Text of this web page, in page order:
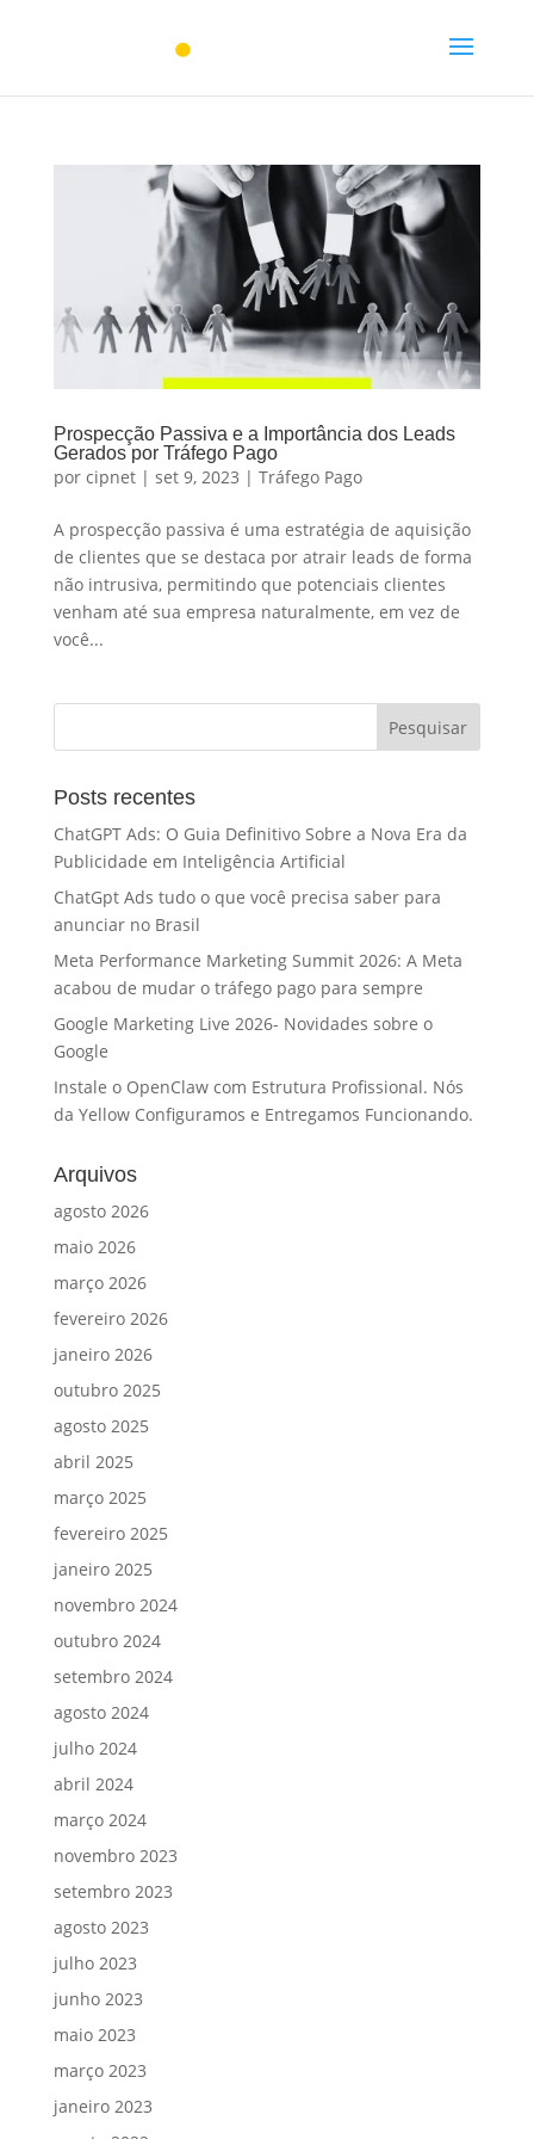
Prospecção Passiva e a Importância dos Leads
Gerados por Tráfego Pago
por cipnet| set 9, 2023 | Tráfego Pago
A prospecção passiva é uma estratégia de aquisição
de clientes que se destaca por atrair leads de forma
não intrusiva, permitindo que potenciais clientes
venham até sua empresa naturalmente, em vez de
você...
Posts recentes
ChatGPT Ads: O Guia Definitivo Sobre a Nova Era da
Publicidade em Inteligência Artificial
ChatGpt Ads tudo o que você precisa saber para
anunciar no Brasil
Meta Performance Marketing Summit 2026: A Meta
acabou de mudar o tráfego pago para sempre
Google Marketing Live 2026- Novidades sobre o
Google
Instale o OpenClaw com Estrutura Profissional. Nós
da Yellow Configuramos e Entregamos Funcionando.
Arquivos
agosto 2026
maio 2026
março 2026
fevereiro 2026
janeiro 2026
outubro 2025
agosto 2025
abril 2025
março 2025
fevereiro 2025
janeiro 2025
novembro 2024
outubro 2024
setembro 2024
agosto 2024
julho 2024
abril 2024
março 2024
novembro 2023
setembro 2023
agosto 2023
julho 2023
junho 2023
maio 2023
março 2023
janeiro 2023